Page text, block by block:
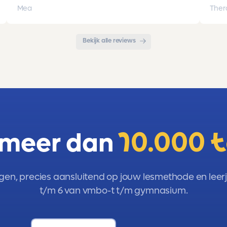
opgebouwd. Goede snelle communicatie
Mea
Bekijk alle reviews
dan10.000
precies aansluitend op jouw lesmethode en
t/m 6 van vmbo-t t/m gymnasium.